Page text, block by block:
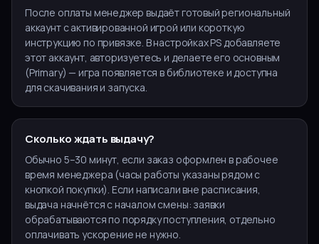
После оплаты менеджер выдаёт готовый региональный
аккаунт с активированной игрой или короткую
инструкцию по привязке. В настройках PS добавляете
этот аккаунт, авторизуетесь и делаете его основным
(Primary) — игра появляется в библиотеке и доступна
для скачивания и запуска.
Сколько ждать выдачу?
Обычно 5–30 минут, если заказ оформлен в рабочее
время менеджера (часы работы указаны рядом с
кнопкой покупки). Если написали вне расписания,
выдача начнётся с началом смены: заявки
обрабатываются по порядку поступления, отдельно
оплачивать ускорение не нужно.